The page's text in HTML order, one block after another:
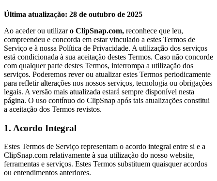
Última atualização: 28 de outubro de 2025
Ao aceder ou utilizaro ClipSnap.com, reconhece que leu,
compreendeu e concorda em estar vinculado a estes Termos de
Serviço e à nossa Política de Privacidade. A utilização dos serviços
está condicionada à sua aceitação destes Termos. Caso não concorde
com qualquer parte destes Termos, interrompa a utilização dos
serviços. Poderemos rever ou atualizar estes Termos periodicamente
para refletir alterações nos nossos serviços, tecnologia ou obrigações
legais. A versão mais atualizada estará sempre disponível nesta
página. O uso contínuo do ClipSnap após tais atualizações constitui
a aceitação dos Termos revistos.
1. Acordo Integral
Estes Termos de Serviço representam o acordo integral entre si e a
ClipSnap.com relativamente à sua utilização do nosso website,
ferramentas e serviços. Estes Termos substituem quaisquer acordos
ou entendimentos anteriores.